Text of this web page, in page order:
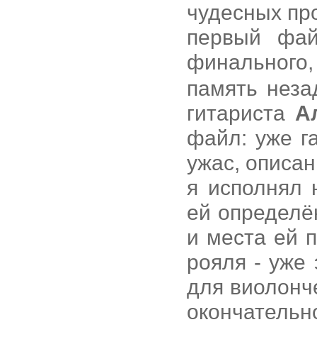
чудесных
первый
память
гитариста
файл: уже
ужас,
я исполнял
ей
и места ей
рояля - уже
для